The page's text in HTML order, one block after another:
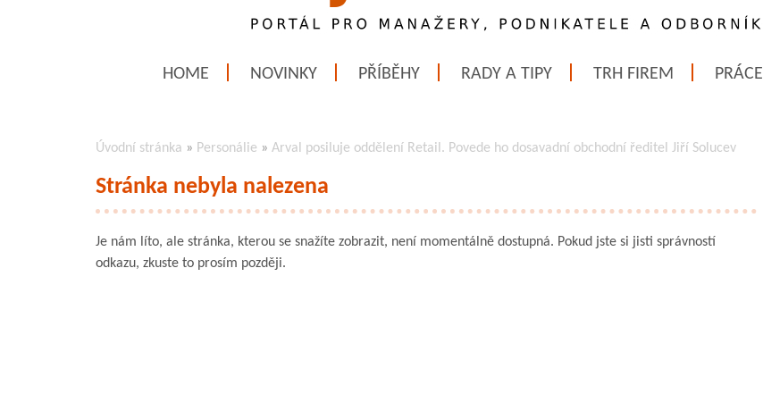
HOME NOVINKY PŘÍBĚHY RADY A TIPY TRH FIREM PRÁCE
Úvodní stránka » Personálie » Arval posiluje oddělení Retail. Povede ho dosavadní obchodní ředitel Jiří Solucev
Stránka nebyla nalezena
Je nám líto, ale stránka, kterou se snažíte zobrazit, není momentálně dostupná. Pokud jste si jisti správností
odkazu, zkuste to prosím později.